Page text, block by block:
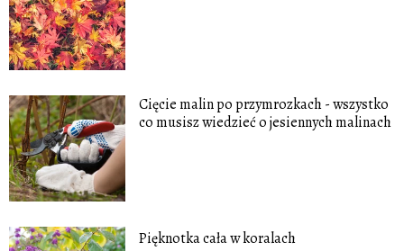
Cięcie malin po przymrozkach - wszystko
co musisz wiedzieć o jesiennych malinach
Pięknotka cała w koralach